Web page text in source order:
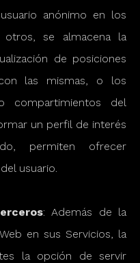
anónimo en los
se almacena la
de posiciones
las mismas, o los
compartimientos del
un perfil de interés
permiten ofrecer
usuario.
: Además de la
en sus Servicios, la
la opción de servir